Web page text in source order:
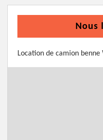
Nous
Location de camion benne